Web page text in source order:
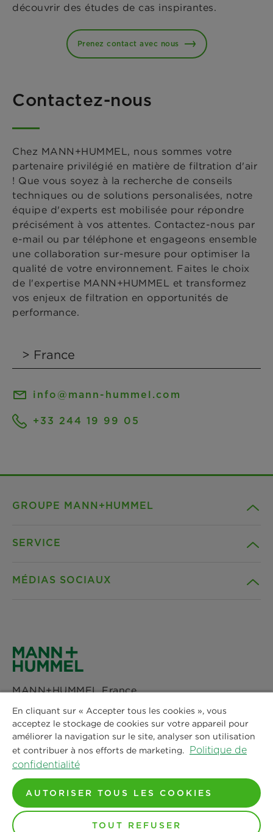
découvrir des études de cas inspirantes.
Prenez contact avec nous
Contactez-nous
Chez MANN+HUMMEL, nous sommes votre
partenaire privilégié en matière de filtration d'air
! Que vous soyez à la recherche de conseils
techniques ou de solutions personalisées, notre
équipe d'experts est mobilisée pour répondre
précisément à vos attentes. Contactez-nous par
e-mail ou par téléphone et engageons ensemble
une collaboration sur-mesure pour optimiser la
qualité de votre environnement. Faites le choix
de l'expertise MANN+HUMMEL et transformez
vos enjeux de filtration en opportunités de
performance.
info@mann-hummel.com
+33 244 19 99 05
GROUPE MANN+HUMMEL
Actualités & Presse
Lieux
SERVICE
Déclaration de confidentialité
Mentions legales
Avis juridique
MÉDIAS SOCIAUX
Instagram
LinkedIn
Youtube
MANN+HUMMEL France
Immeuble LAVOISIER
4 Place des Vosges
92052 Paris La Défense CEDEX
Tel : +33 244 19 99 05
E-Mail :info@mann-hummel.com
© Copyright 2024-2026 - Tout le contenu, en particulier
les textes, les photographies et les graphiques, est
En cliquant sur « Accepter tous les cookies », vous
acceptez le stockage de cookies sur votre appareil pour
améliorer la navigation sur le site, analyser son utilisation
et contribuer à nos efforts de marketing. Politique de
confidentialité
AUTORISER TOUS LES COOKIES
TOUT REFUSER